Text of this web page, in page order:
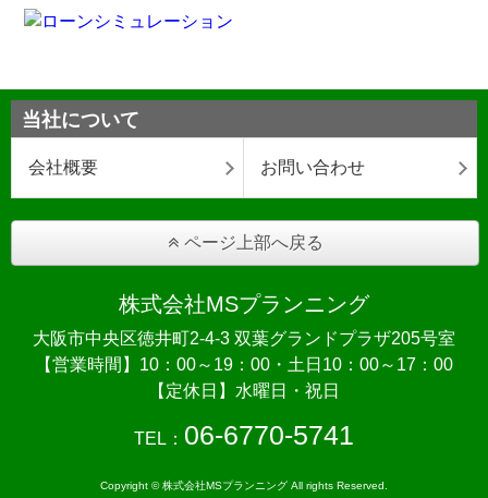
当社について
会社概要 お問い合わせ
ページ上部へ戻る
株式会社MSプランニング
大阪市中央区徳井町2-4-3 双葉グランドプラザ205号室
【営業時間】10：00～19：00・土日10：00～17：00
【定休日】水曜日・祝日
TEL： 06-6770-5741
Copyright © 株式会社MSプランニング All rights Reserved.